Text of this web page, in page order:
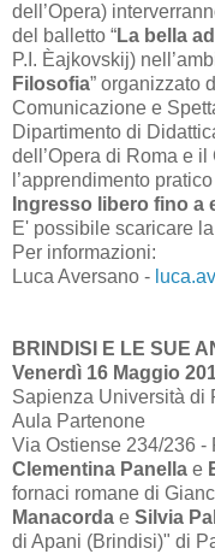
dell’Opera)
del balletto “La bella
P.I. Èajkovskij)
Filosofia” organizzato
Comunicazione e
Dipartimento di
dell’Opera di Roma e
l’apprendimento
Ingresso libero fino a
E' possibile scaricare la
Per informazioni:
Luca Aversano -
BRINDISI E LE SUE
Venerdì 16 Maggio
Sapienza Università di
Aula Partenone
Via Ostiense 234/236 -
Clementina Panella e
fornaci romane di
Manacorda e Silvia
di Apani (Brindisi)" di